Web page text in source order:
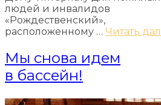
людей и инвалидов
«Рождественский»,
расположенному … Читать
Мы снова идем
в бассейн!